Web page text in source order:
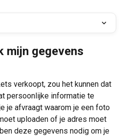
mijn gegevens
verkoopt, zou het kunnen dat
persoonlijke informatie te
je afvraagt waarom je een foto
uploaden of je adres moet
deze gegevens nodig om je